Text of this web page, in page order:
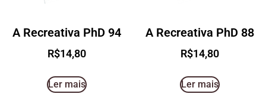
A Recreativa PhD 94
R$14,80
Ler mais
A Recreativa PhD 88
R$14,80
Ler mais